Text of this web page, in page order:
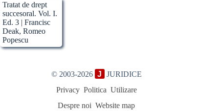
Tratat de drept
succesoral. Vol. I.
Ed. 3 | Francisc
Deak, Romeo
Popescu
© 2003-2026 J
JURIDICE
Privacy Politica Utilizare
Despre noi Website map